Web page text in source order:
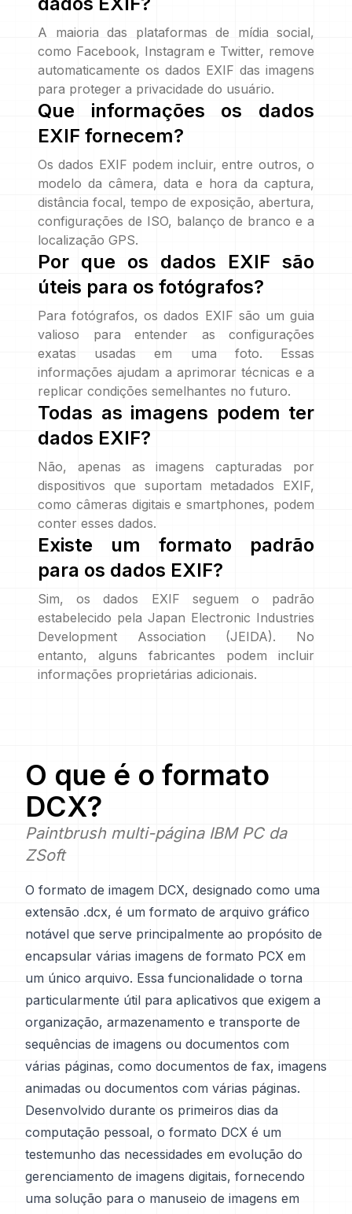
A maioria das plataformas de mídia social,
como Facebook, Instagram e Twitter, remove
automaticamente os dados EXIF das imagens
para proteger a privacidade do usuário.
Que informações os dados
EXIF fornecem?
Os dados EXIF podem incluir, entre outros, o
modelo da câmera, data e hora da captura,
distância focal, tempo de exposição, abertura,
configurações de ISO, balanço de branco e a
localização GPS.
Por que os dados EXIF são
úteis para os fotógrafos?
Para fotógrafos, os dados EXIF são um guia
valioso para entender as configurações
exatas usadas em uma foto. Essas
informações ajudam a aprimorar técnicas e a
replicar condições semelhantes no futuro.
Todas as imagens podem ter
dados EXIF?
Não, apenas as imagens capturadas por
dispositivos que suportam metadados EXIF,
como câmeras digitais e smartphones, podem
conter esses dados.
Existe um formato padrão
para os dados EXIF?
Sim, os dados EXIF seguem o padrão
estabelecido pela Japan Electronic Industries
Development Association (JEIDA). No
entanto, alguns fabricantes podem incluir
informações proprietárias adicionais.
O que é o formato
DCX?
Paintbrush multi-página IBM PC da
ZSoft
O formato de imagem DCX, designado como uma
extensão .dcx, é um formato de arquivo gráfico
notável que serve principalmente ao propósito de
encapsular várias imagens de formato PCX em
um único arquivo. Essa funcionalidade o torna
particularmente útil para aplicativos que exigem a
organização, armazenamento e transporte de
sequências de imagens ou documentos com
várias páginas, como documentos de fax, imagens
animadas ou documentos com várias páginas.
Desenvolvido durante os primeiros dias da
computação pessoal, o formato DCX é um
testemunho das necessidades em evolução do
gerenciamento de imagens digitais, fornecendo
uma solução para o manuseio de imagens em